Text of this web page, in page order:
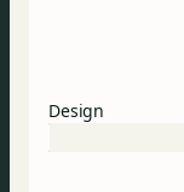
Design